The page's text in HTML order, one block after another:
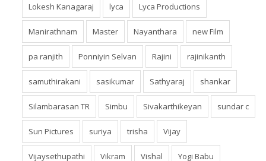
Lokesh Kanagaraj lyca Lyca Productions
Manirathnam Master Nayanthara new Film
pa ranjith Ponniyin Selvan Rajini rajinikanth
samuthirakani sasikumar Sathyaraj shankar
Silambarasan TR Simbu Sivakarthikeyan sundar c
Sun Pictures suriya trisha Vijay
Vijaysethupathi Vikram Vishal Yogi Babu